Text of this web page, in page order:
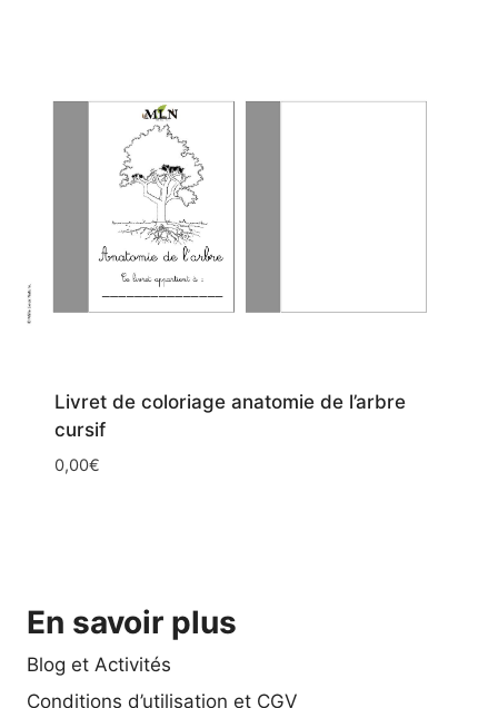
Livret de coloriage anatomie de l’arbre
cursif
0,00€
En savoir plus
Blog et Activités
Conditions d’utilisation et CGV